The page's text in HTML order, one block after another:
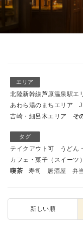
エリア
北陸新幹線芦原温泉駅エ
あわら湯のまちエリア
吉崎・細呂木エリア
そ
タグ
テイクアウト可 うどん
カフェ・菓子（スイーツ）
喫茶
寿司 居酒屋 弁
新しい順